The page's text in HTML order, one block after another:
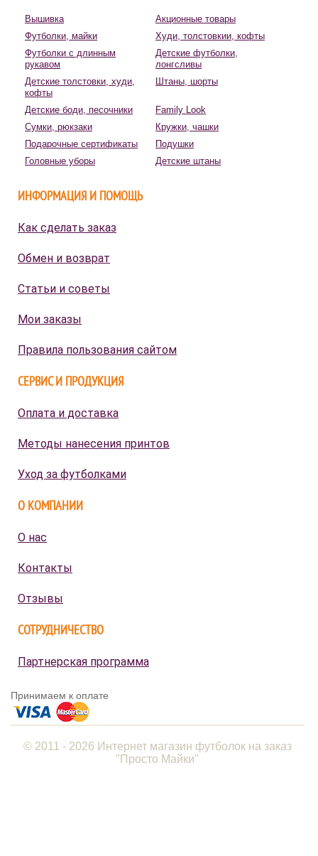
Вышивка
Акционные товары
Футболки, майки
Худи, толстовкии, кофты
Футболки с длинным
рукавом
Детские футболки,
лонгсливы
Детские толстовки, худи,
кофты
Штаны, шорты
Детские боди, песочники
Family Look
Сумки, рюкзаки
Кружки, чашки
Подарочные сертификаты
Подушки
Головные уборы
Детские штаны
ИНФОРМАЦИЯ И ПОМОЩЬ
Как сделать заказ
Обмен и возврат
Статьи и советы
Мои заказы
Правила пользования сайтом
СЕРВИС И ПРОДУКЦИЯ
Оплата и доставка
Методы нанесения принтов
Уход за футболками
О КОМПАНИИ
О нас
Контакты
Отзывы
СОТРУДНИЧЕСТВО
Партнерская программа
Принимаем к оплате
© 2011 - 2026 Интернет магазин футболок на заказ
"Просто Майки"